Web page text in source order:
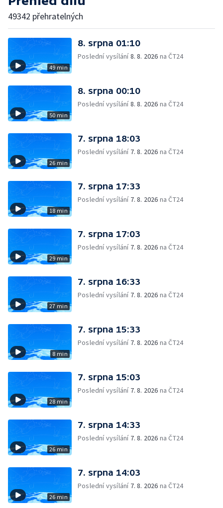
49342 přehratelných
49 min
8. srpna 01:10
Poslední vysílání8. 8. 2026 na ČT24
50 min
8. srpna 00:10
Poslední vysílání8. 8. 2026 na ČT24
26 min
7. srpna 18:03
Poslední vysílání 7. 8. 2026 na ČT24
18 min
7. srpna 17:33
Poslední vysílání 7. 8. 2026 na ČT24
29 min
7. srpna 17:03
Poslední vysílání 7. 8. 2026 na ČT24
27 min
7. srpna 16:33
Poslední vysílání 7. 8. 2026 na ČT24
8 min
7. srpna 15:33
Poslední vysílání 7. 8. 2026 na ČT24
28 min
7. srpna 15:03
Poslední vysílání 7. 8. 2026 na ČT24
26 min
7. srpna 14:33
Poslední vysílání 7. 8. 2026 na ČT24
26 min
7. srpna 14:03
Poslední vysílání 7. 8. 2026 na ČT24